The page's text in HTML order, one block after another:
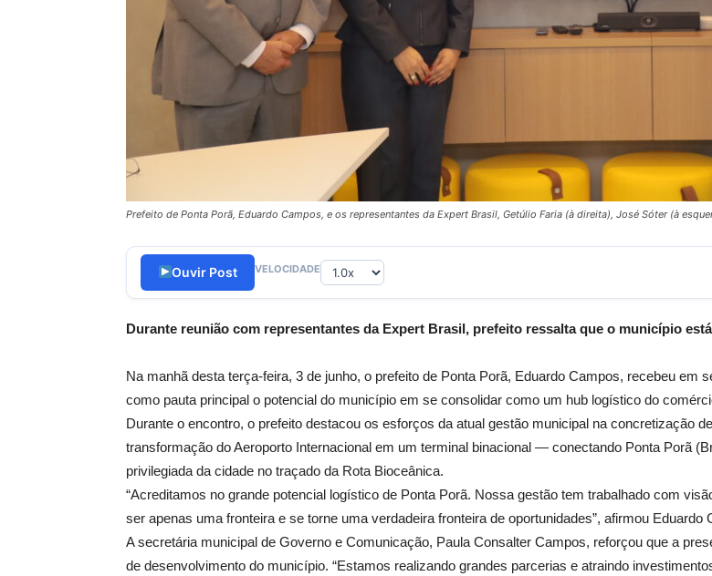
Prefeito de Ponta Porã, Eduardo Campos, e os representantes da Expert Brasil, Getúlio Faria (à direita), José Sóter (à
Ouvir Post VELOCIDADE
Durante reunião com representantes da Expert Brasil, prefeito ressalta que o município
Na manhã desta terça-feira, 3 de junho, o prefeito de Ponta Porã, Eduardo Campos, recebeu em
como pauta principal o potencial do município em se consolidar como um hub logístico do
Durante o encontro, o prefeito destacou os esforços da atual gestão municipal na concretização
transformação do Aeroporto Internacional em um terminal binacional — conectando Ponta Porã
privilegiada da cidade no traçado da Rota Bioceânica.
“Acreditamos no grande potencial logístico de Ponta Porã. Nossa gestão tem trabalhado com
ser apenas uma fronteira e se torne uma verdadeira fronteira de oportunidades”, afirmou Eduardo
A secretária municipal de Governo e Comunicação, Paula Consalter Campos, reforçou que a
de desenvolvimento do município. “Estamos realizando grandes parcerias e atraindo